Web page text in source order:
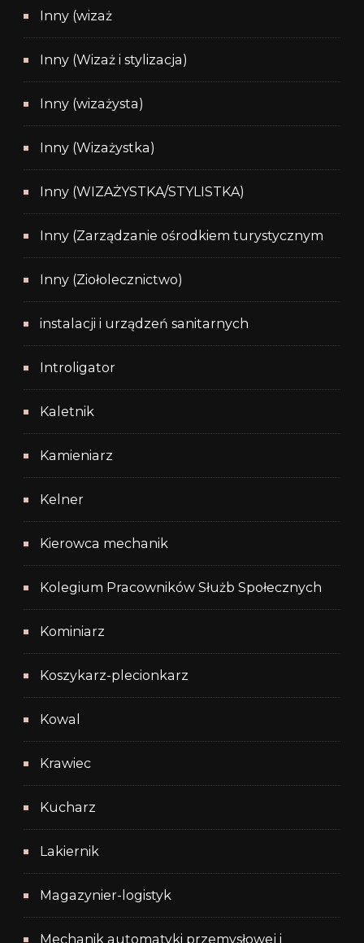
Inny (wizaż
Inny (Wizaż i stylizacja)
Inny (wizażysta)
Inny (Wizażystka)
Inny (WIZAŻYSTKA/STYLISTKA)
Inny (Zarządzanie ośrodkiem turystycznym
Inny (Ziołolecznictwo)
instalacji i urządzeń sanitarnych
Introligator
Kaletnik
Kamieniarz
Kelner
Kierowca mechanik
Kolegium Pracowników Służb Społecznych
Kominiarz
Koszykarz-plecionkarz
Kowal
Krawiec
Kucharz
Lakiernik
Magazynier-logistyk
Mechanik automatyki przemysłowej i